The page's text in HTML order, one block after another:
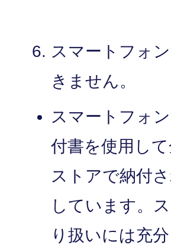
スマートフォ
きません。
スマートフォ
付書を使用し
ストアで納付
しています。
り扱いには充